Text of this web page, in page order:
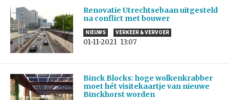
Renovatie Utrechtsebaan uitgesteld
na conflict met bouwer
NIEUWS VERKEER & VERVOER
01-11-2021 13:07
Binck Blocks: hoge wolkenkrabber
moet hét visitekaartje van nieuwe
Binckhorst worden